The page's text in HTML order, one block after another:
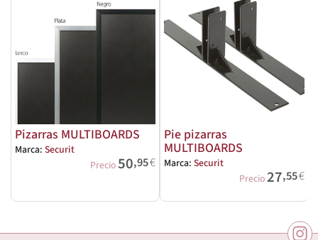
Pizarras MULTIBOARDS
Marca: Securit
Precio50,95€
Pie pizarras
MULTIBOARDS
Marca: Securit
Precio27,55€